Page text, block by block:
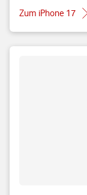
Zum iPhone 17